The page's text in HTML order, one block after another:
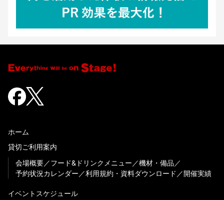
ホーム
貸切ご利用案内
会場概要
フード&ドリンクメニュー
機材・備品
予約状況カレンダー
利用規約・資料ダウンロード 開催実績
イベントスケジュール